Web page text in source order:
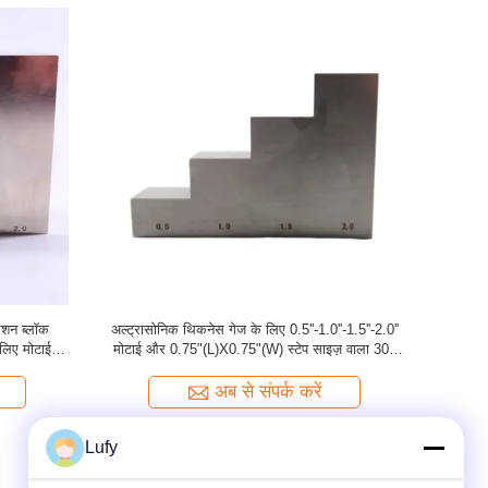
15 पिन
डिजिटल पुल ऑफ एडहेसन टेस्टर TP55/Z
(PsiaTester)
अब से संपर्क करें
Lufy